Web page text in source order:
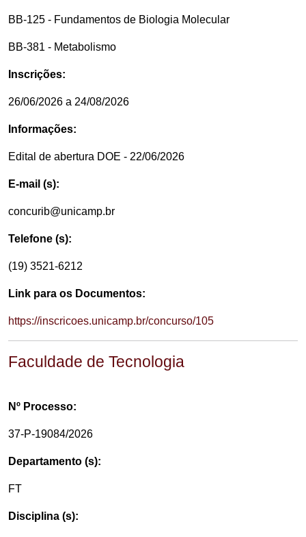
BB-125 - Fundamentos de Biologia Molecular
BB-381 - Metabolismo
Inscrições:
26/06/2026 a 24/08/2026
Informações:
Edital de abertura DOE - 22/06/2026
E-mail (s):
concurib@unicamp.br
Telefone (s):
(19) 3521-6212
Link para os Documentos:
https://inscricoes.unicamp.br/concurso/105
Faculdade de Tecnologia
Nº Processo:
37-P-19084/2026
Departamento (s):
FT
Disciplina (s):